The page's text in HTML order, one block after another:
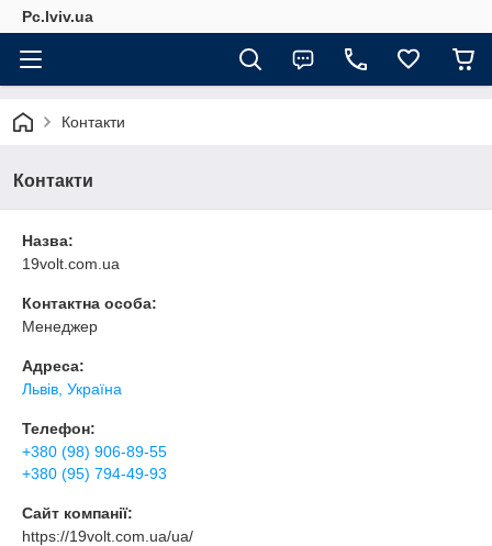
Pc.lviv.ua
Контакти
Контакти
Назва:
19volt.com.ua
Контактна особа:
Менеджер
Адреса:
Львів, Україна
Телефон:
+380 (98) 906-89-55
+380 (95) 794-49-93
Сайт компанії:
https://19volt.com.ua/ua/